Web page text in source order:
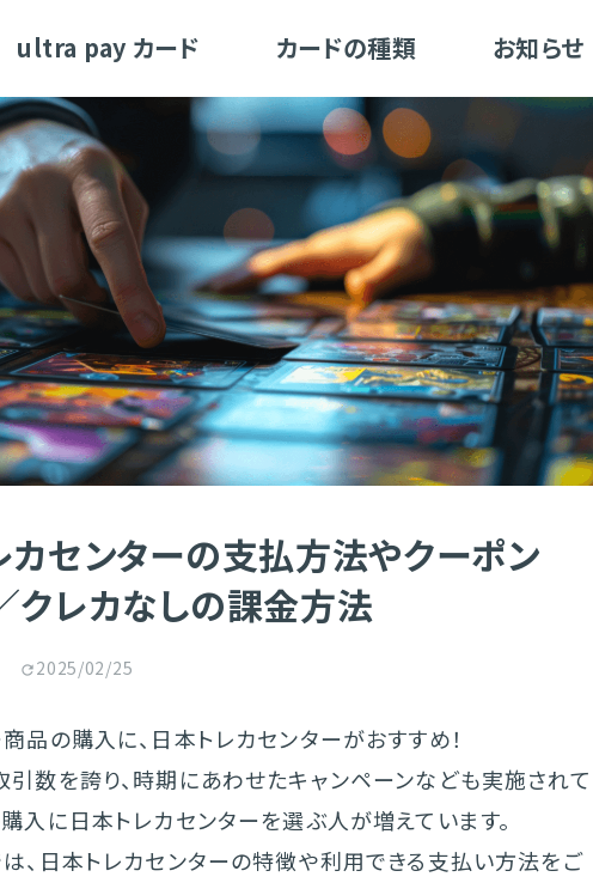
ultra pay カード カードの種類 お知らせ
カセンターの支払方法やクーポン
クレカなしの課金方法
2025/02/25
品の購入に、日本トレカセンターがおすすめ！
数を誇り、時期にあわせたキャンペーンなども実施されて
入に日本トレカセンターを選ぶ人が増えています。
、日本トレカセンターの特徴や利用できる支払い方法をご